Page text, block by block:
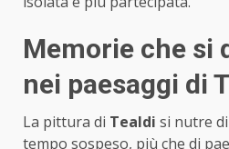
Memorie che si
nei paesaggi di
La pittura di Tealdi si nutre
tempo sospeso, più che di